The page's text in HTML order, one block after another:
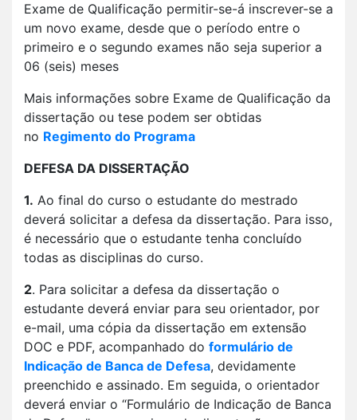
Exame de Qualificação permitir-se-á inscrever-se a
um novo exame, desde que o período entre o
primeiro e o segundo exames não seja superior a
06 (seis) meses
Mais informações sobre Exame de Qualificação da
dissertação ou tese podem ser obtidas
no Regimento do Programa
DEFESA DA DISSERTAÇÃO
1. Ao final do curso o estudante do mestrado
deverá solicitar a defesa da dissertação. Para isso,
é necessário que o estudante tenha concluído
todas as disciplinas do curso.
2. Para solicitar a defesa da dissertação o
estudante deverá enviar para seu orientador, por
e-mail, uma cópia da dissertação em extensão
DOC e PDF, acompanhado do formulário de
Indicação de Banca de Defesa, devidamente
preenchido e assinado. Em seguida, o orientador
deverá enviar o “Formulário de Indicação de Banca